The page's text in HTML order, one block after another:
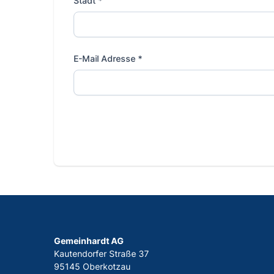
E-Mail Adresse *
Gemeinhardt AG
Kautendorfer Straße 37
95145 Oberkotzau